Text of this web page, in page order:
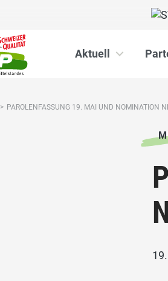
Aktuell
> PAROLENFASSUNG 19. MAI UND NOMINATION